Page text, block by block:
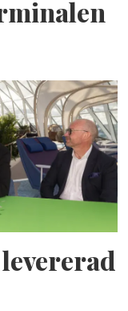
levererad